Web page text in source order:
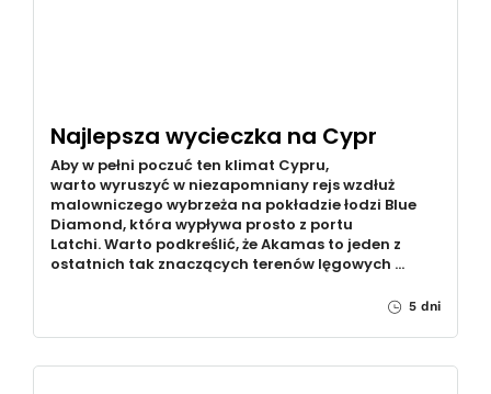
Najlepsza wycieczka na Cypr
Aby w pełni poczuć ten klimat Cypru,
warto wyruszyć w niezapomniany rejs wzdłuż
malowniczego wybrzeża na pokładzie łodzi Blue
Diamond, która wypływa prosto z portu
Latchi. Warto podkreślić, że Akamas to jeden z
ostatnich tak znaczących terenów lęgowych …
5 dni